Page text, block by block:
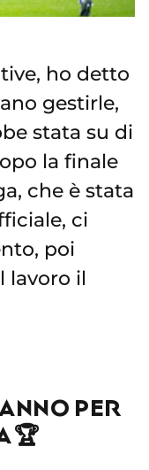
ho detto
gestirle,
stata su di
la finale
che è stata
ci
poi
lavoro il
PER
🏆